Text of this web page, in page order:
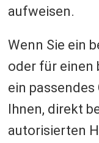
aufweisen.
Wenn Sie ein
oder für einen
ein
Ihnen, direkt
autorisierten